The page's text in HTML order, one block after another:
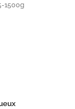
1500g